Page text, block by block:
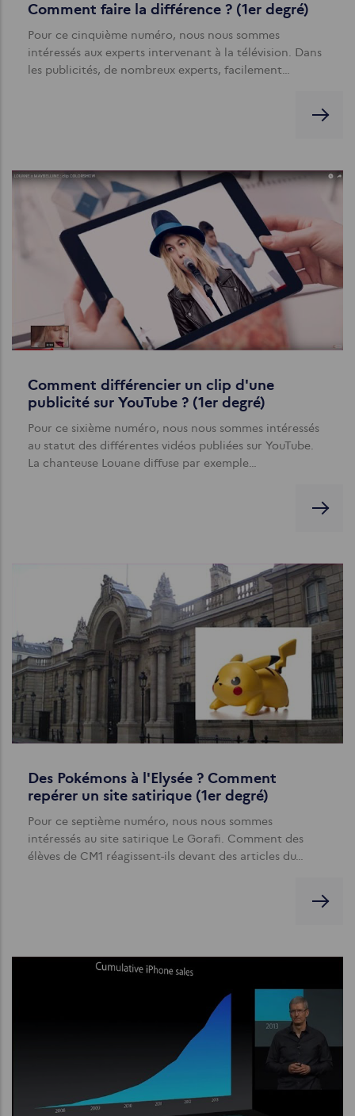
Comment faire la différence ? (1er degré)
Pour ce cinquième numéro, nous nous sommes
intéressés aux experts intervenant à la télévision. Dans
les publicités, de nombreux experts, facilement…
Comment différencier un clip d'une
publicité sur YouTube ? (1er degré)
Pour ce sixième numéro, nous nous sommes intéressés
au statut des différentes vidéos publiées sur YouTube.
La chanteuse Louane diffuse par exemple…
Des Pokémons à l'Elysée ? Comment
repérer un site satirique (1er degré)
Pour ce septième numéro, nous nous sommes
intéressés au site satirique Le Gorafi. Comment des
élèves de CM1 réagissent-ils devant des articles du…